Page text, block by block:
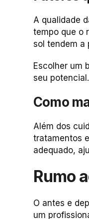
A qualidade
tempo que o
sol tendem a
Escolher um
seu potencial.
Como
Além dos
tratamentos
adequado,
Rumo
O antes e
um